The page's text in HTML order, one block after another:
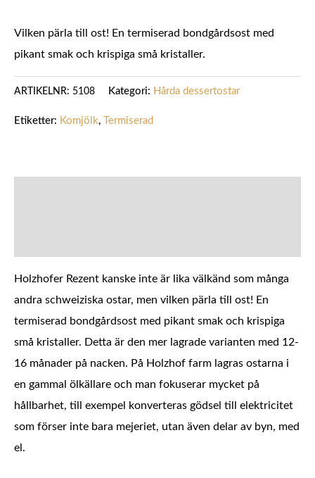
Vilken pärla till ost! En termiserad bondgårdsost med
pikant smak och krispiga små kristaller.
ARTIKELNR: 5108 Kategori: Hårda dessertostar
Etiketter: Komjölk, Termiserad
Holzhofer Rezent kanske inte är lika välkänd som många
andra schweiziska ostar, men vilken pärla till ost! En
termiserad bondgårdsost med pikant smak och krispiga
små kristaller. Detta är den mer lagrade varianten med 12-
16 månader på nacken. På Holzhof farm lagras ostarna i
en gammal ölkällare och man fokuserar mycket på
hållbarhet, till exempel konverteras gödsel till elektricitet
som förser inte bara mejeriet, utan även delar av byn, med
el.